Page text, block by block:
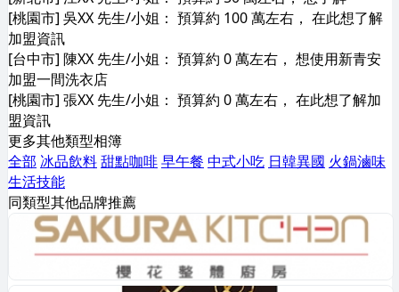
[桃園市] 吳XX 先生/小姐： 預算約 100 萬左右， 在此想了解
加盟資訊
[台中市] 陳XX 先生/小姐： 預算約 0 萬左右， 想使用新青安
加盟一間洗衣店
[桃園市] 張XX 先生/小姐： 預算約 0 萬左右， 在此想了解加
盟資訊
更多其他類型相簿
全部 冰品飲料甜點咖啡早午餐 中式小吃 日韓異國 火鍋滷味
生活技能
同類型其他品牌推薦